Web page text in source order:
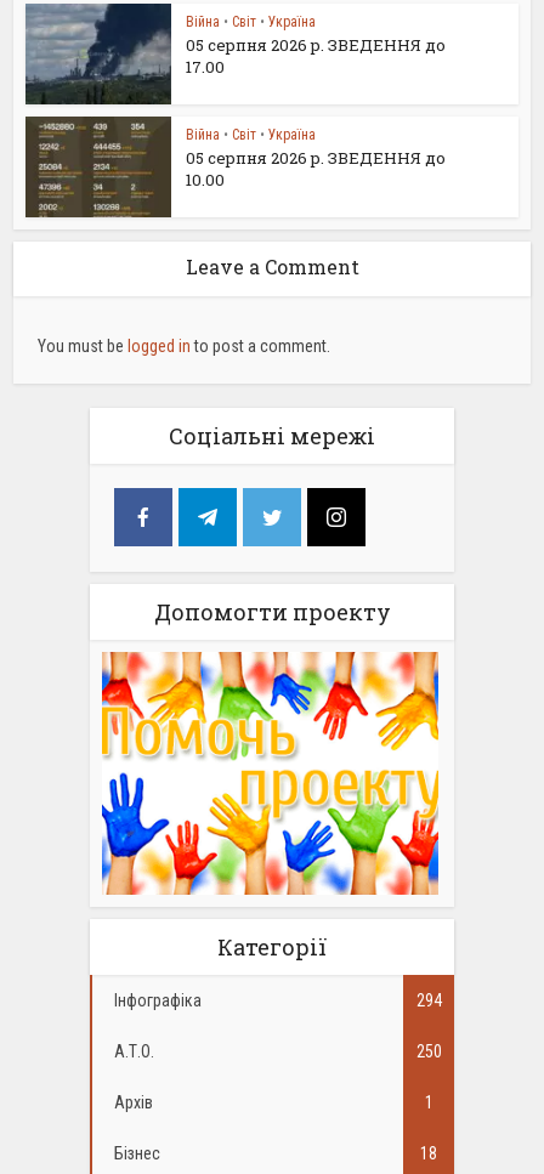
Війна • Світ • Україна
05 серпня 2026 р. ЗВЕДЕННЯ до
17.00
Війна • Світ • Україна
05 серпня 2026 р. ЗВЕДЕННЯ до
10.00
Leave a Comment
You must be logged into post a comment.
Соціальні мережі
Допомогти проекту
Категорії
Інфографіка 294
А.Т.О. 250
Архів 1
Бізнес 18